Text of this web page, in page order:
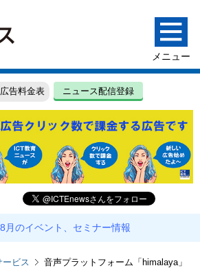
告料金表 ニュース配信登録
8月のイベント、セミナー情報
ビス
音声プラットフォーム「himalaya」